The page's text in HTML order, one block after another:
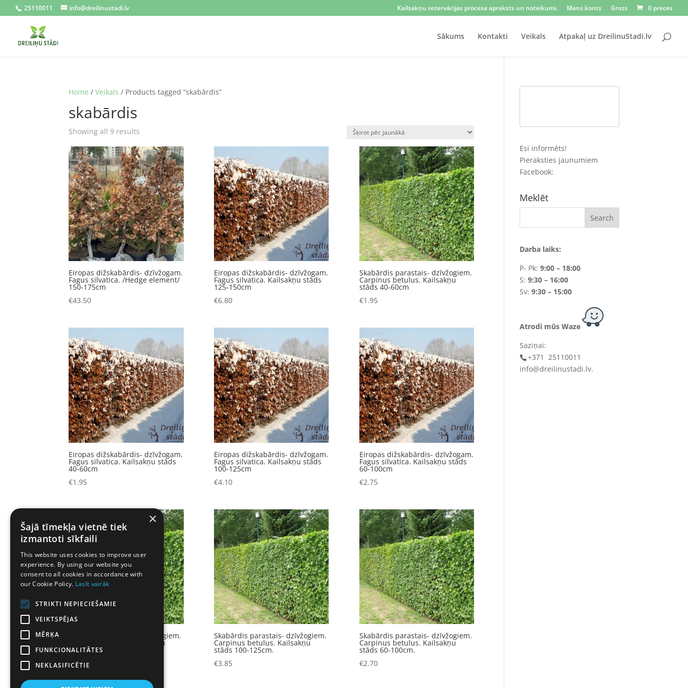
25110011 info@dreilinustadi.lv Kailsakņu rezervācijas procesa apraksts un noteikumi. Mans konts Grozs 0 preces
Sākums Kontakti Veikals Atpakaļ uz DreilinuStadi.lv
Home /Veikals / Products tagged “skabārdis”
skabārdis
Showing all 9 results
latest
Eiropas dižskabārdis- dzīvžogam.
Fagus silvatica. /Hedge element/
150-175cm
€43.50
Eiropas dižskabārdis- dzīvžogam.
Fagus silvatica. Kailsakņu stāds
125-150cm
€6.80
Skabārdis parastais- dzīvžogiem.
Carpinus betulus. Kailsakņu
stāds 40-60cm
€1.95
Eiropas dižskabārdis- dzīvžogam.
Fagus silvatica. Kailsakņu stāds
40-60cm
€1.95
Eiropas dižskabārdis- dzīvžogam.
Fagus silvatica. Kailsakņu stāds
100-125cm
€4.10
Eiropas dižskabārdis- dzīvžogam.
Fagus silvatica. Kailsakņu stāds
60-100cm
€2.75
Skabārdis parastais- dzīvžogiem.
Carpinus betulus. Kailsakņu
stāds-125-150cm
€6.20
Skabārdis parastais- dzīvžogiem.
Carpinus betulus. Kailsakņu
stāds 100-125cm.
€3.85
Skabārdis parastais- dzīvžogiem.
Carpinus betulus. Kailsakņu
stāds 60-100cm.
€2.70
Esi informēts!
Pieraksties jaunumiem
Facebook:
Meklēt
Darba laiks:
P- Pk:9:00 – 18:00
S: 9:30 – 16:00
Sv:9:30 – 15:00
Atrodi mūs Waze
Saziņai:
+371 25110011
info@dreilinustadi.lv.
×
Šajā tīmekļa vietnē tiek
izmantoti sīkfaili
This website uses cookies to improve user
experience. By using our website you
consent to all cookies in accordance with
our Cookie Policy. Lasīt vairāk
STRIKTI NEPIECIEŠAMIE
VEIKTSPĒJAS
MĒRĶA
FUNKCIONALITĀTES
NEKLASIFICĒTIE